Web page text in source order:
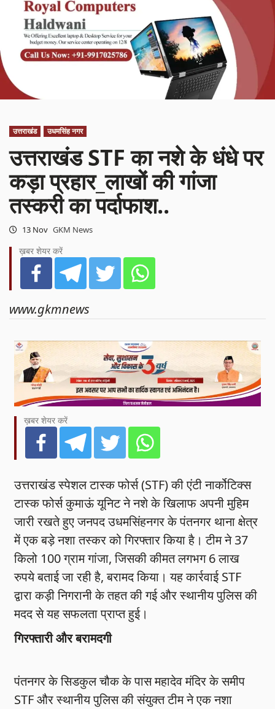
उत्तराखंड उधमसिंह नगर
उत्तराखंड STF का नशे के धंधे पर
कड़ा प्रहार_लाखों की गांजा
तस्करी का पर्दाफाश..
13 Nov GKM News
ख़बर शेयर करें
www.gkmnews
ख़बर शेयर करें
उत्तराखंड स्पेशल टास्क फोर्स (STF) की एंटी नार्कोटिक्स
टास्क फोर्स कुमाऊं यूनिट ने नशे के खिलाफ अपनी मुहिम
जारी रखते हुए जनपद उधमसिंहनगर के पंतनगर थाना क्षेत्र
में एक बड़े नशा तस्कर को गिरफ्तार किया है। टीम ने 37
किलो 100 ग्राम गांजा, जिसकी कीमत लगभग 6 लाख
रुपये बताई जा रही है, बरामद किया। यह कार्रवाई STF
द्वारा कड़ी निगरानी के तहत की गई और स्थानीय पुलिस की
मदद से यह सफलता प्राप्त हुई।
गिरफ्तारी और बरामदगी
पंतनगर के सिडकुल चौक के पास महादेव मंदिर के समीप
STF और स्थानीय पुलिस की संयुक्त टीम ने एक नशा